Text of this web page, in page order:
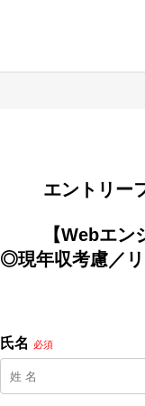
エント
◎現年収考慮／リ
氏名 必須